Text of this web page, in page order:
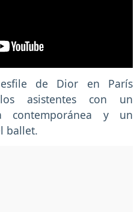
de Dior en París
asistentes con un
contemporánea y un
ballet.